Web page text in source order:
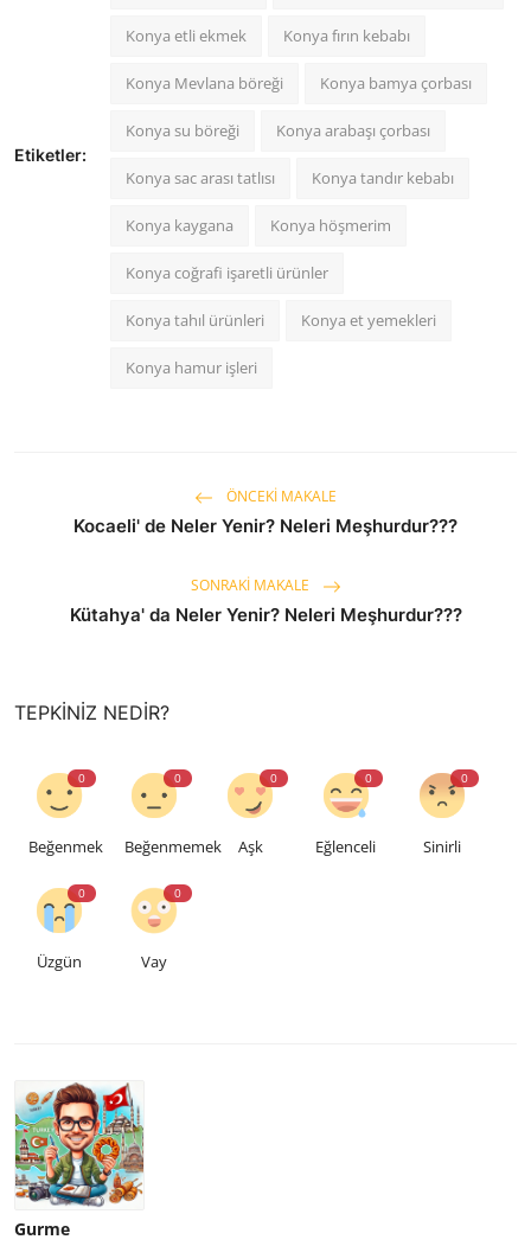
Etiketler:
Konya etli ekmek Konya fırın kebabı
Konya Mevlana böreği Konya bamya çorbası
Konya su böreği Konya arabaşı çorbası
Konya sac arası tatlısı Konya tandır kebabı
Konya kaygana Konya höşmerim
Konya coğrafi işaretli ürünler
Konya tahıl ürünleri Konya et yemekleri
Konya hamur işleri
ÖNCEKI MAKALE
Kocaeli' de Neler Yenir? Neleri Meşhurdur???
SONRAKI MAKALE
Kütahya' da Neler Yenir? Neleri Meşhurdur???
TEPKINIZ NEDIR?
0
Beğenmek
0
Beğenmemek
0
Aşk
0
Eğlenceli
0
Sinirli
0
Üzgün
0
Vay
Gurme